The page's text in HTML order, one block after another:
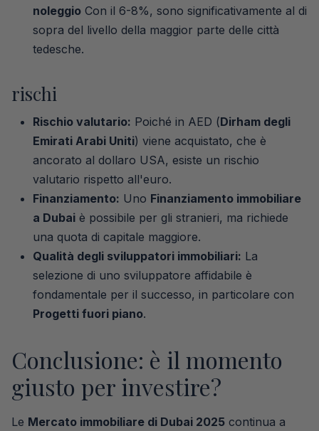
noleggio Con il 6-8%, sono significativamente al di
sopra del livello della maggior parte delle città
tedesche.
rischi
Rischio valutario: Poiché in AED (Dirham degli
Emirati Arabi Uniti) viene acquistato, che è
ancorato al dollaro USA, esiste un rischio
valutario rispetto all'euro.
Finanziamento: Uno Finanziamento immobiliare
a Dubai è possibile per gli stranieri, ma richiede
una quota di capitale maggiore.
Qualità degli sviluppatori immobiliari: La
selezione di uno sviluppatore affidabile è
fondamentale per il successo, in particolare con
Progetti fuori piano.
Conclusione: è il momento
giusto per investire?
Le Mercato immobiliare di Dubai 2025 continua a